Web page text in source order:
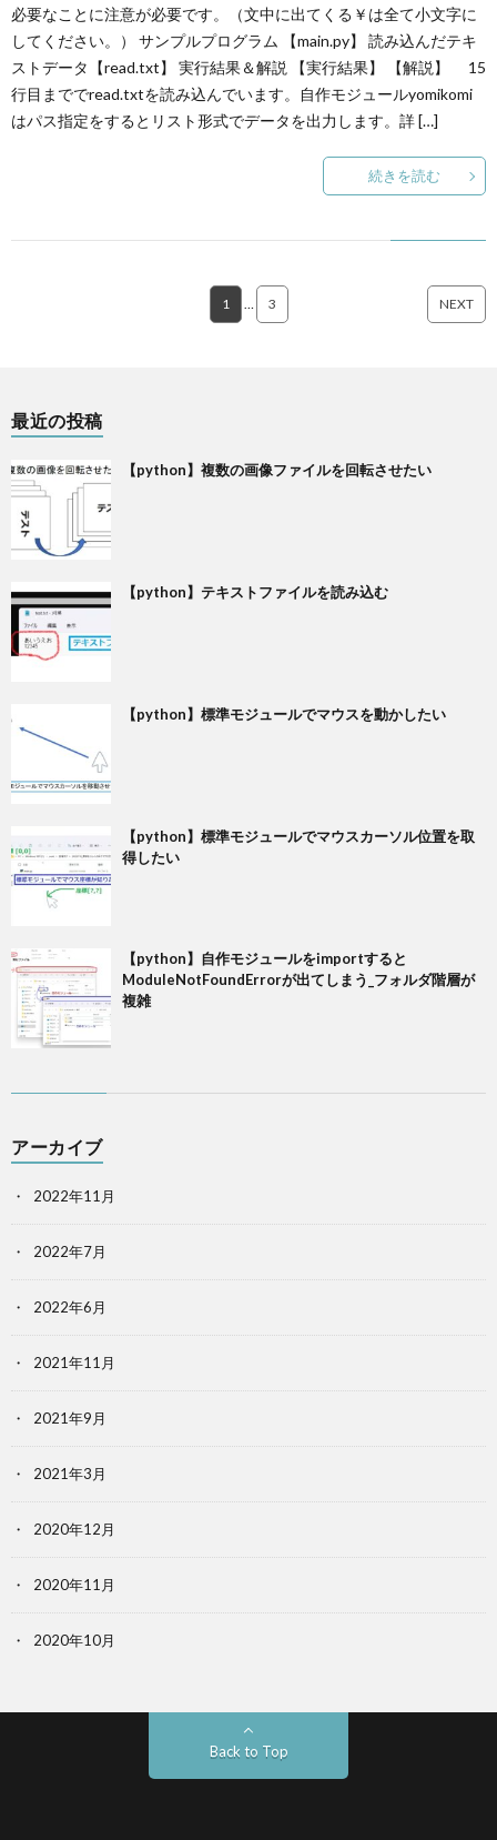
必要なことに注意が必要です。（文中に出てくる￥は全て小文字に
してください。） サンプルプログラム 【main.py】 読み込んだテキ
ストデータ【read.txt】 実行結果＆解説 【実行結果】 【解説】 15
行目まででread.txtを読み込んでいます。自作モジュールyomikomi
はパス指定をするとリスト形式でデータを出力します。詳 […]
続きを読む
1 … 3 NEXT
最近の投稿
【python】複数の画像ファイルを回転させたい
【python】テキストファイルを読み込む
【python】標準モジュールでマウスを動かしたい
【python】標準モジュールでマウスカーソル位置を取
得したい
【python】自作モジュールをimportすると
ModuleNotFoundErrorが出てしまう_フォルダ階層が
複雑
アーカイブ
2022年11月
2022年7月
2022年6月
2021年11月
2021年9月
2021年3月
2020年12月
2020年11月
2020年10月
Back to Top